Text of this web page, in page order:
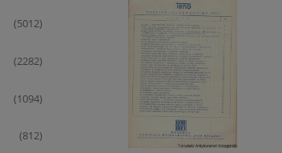
(5012)
(2282)
(1094)
(812)